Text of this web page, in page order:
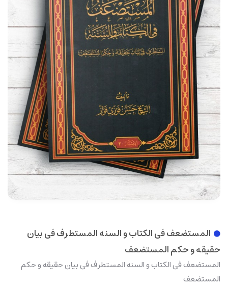
المستضعف فی الکتاب و السنه المستطرف فی بیان
حقیقه و حکم المستضعف
المستضعف فی الکتاب و السنه المستطرف فی بیان حقیقه و حکم
المستضعف